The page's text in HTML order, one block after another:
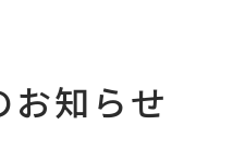
知らせ